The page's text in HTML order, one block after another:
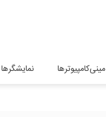
مینی‌کامپیوترها نمایشگرها